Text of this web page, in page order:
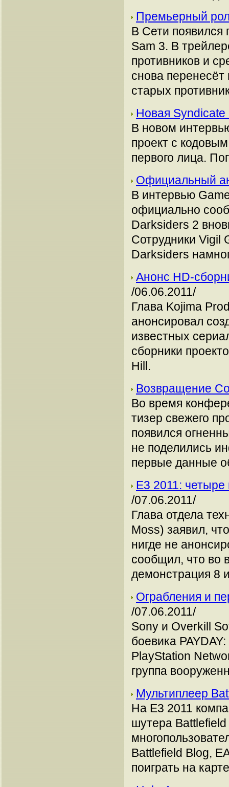
Премьерный
В Сети появился
Sam 3. В
противников и
снова перенесёт
старых
Новая Syndicate
В новом
проект с
первого лица.
Официальный
В интервью
официально
Darksiders 2
Сотрудники Vigil
Darksiders
Анонс HD-
/06.06.2011/
Глава Kojima
анонсировал
известных
сборники
Hill.
Возвращение
Во время
тизер свежего
появился
не поделились
первые данные
Е3 2011: четыре
/07.06.2011/
Глава отдела
Moss) заявил,
нигде не
сообщил, что во
демонстрация 8
Ограбления и
/07.06.2011/
Sony и Overkill
боевика
PlayStation
группа
Мультиплеер
На Е3 2011
шутера
Battlefield Blog,
поиграть на